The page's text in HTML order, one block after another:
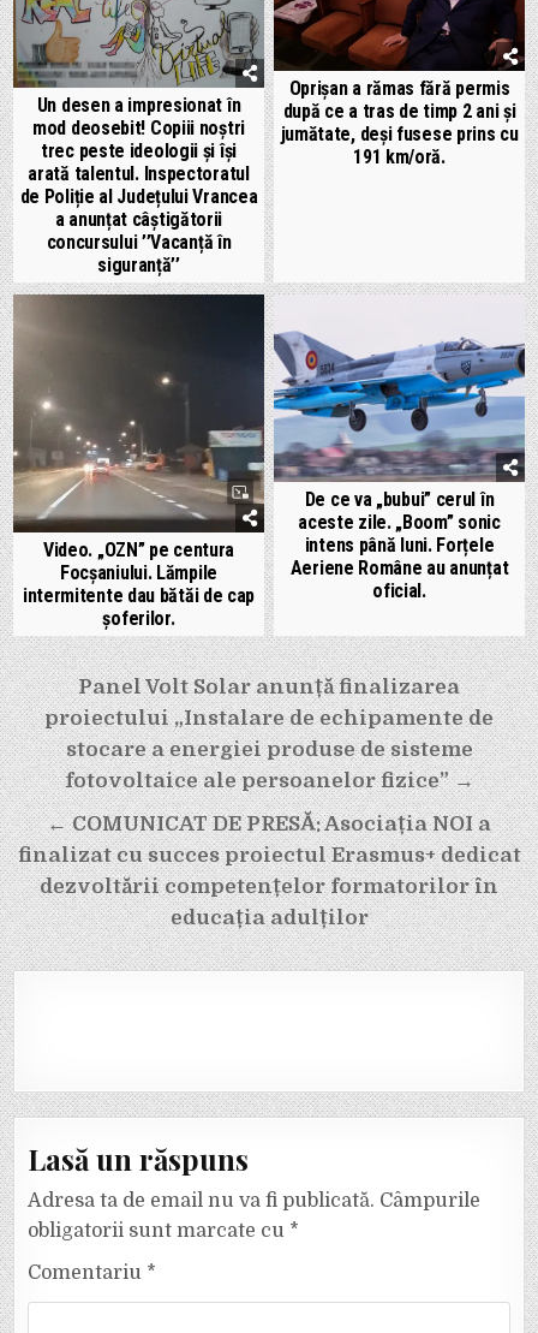
Un desen a impresionat în
mod deosebit! Copiii noștri
trec peste ideologii și își
arată talentul. Inspectoratul
de Poliție al Județului Vrancea
a anunțat câștigătorii
concursului ’’Vacanță în
siguranță’’
Oprișan a rămas fără permis
după ce a tras de timp 2 ani și
jumătate, deși fusese prins cu
191 km/oră.
Video. „OZN” pe centura
Focșaniului. Lămpile
intermitente dau bătăi de cap
șoferilor.
De ce va „bubui” cerul în
aceste zile. „Boom” sonic
intens până luni. Forțele
Aeriene Române au anunțat
oficial.
Navigare
în
articole
Panel Volt Solar anunță finalizarea
proiectului „Instalare de echipamente de
stocare a energiei produse de sisteme
fotovoltaice ale persoanelor fizice” →
← COMUNICAT DE PRESĂ: Asociația NOI a
finalizat cu succes proiectul Erasmus+ dedicat
dezvoltării competențelor formatorilor în
educația adulților
Lasă un răspuns
Adresa ta de email nu va fi publicată. Câmpurile
obligatorii sunt marcate cu *
Comentariu *